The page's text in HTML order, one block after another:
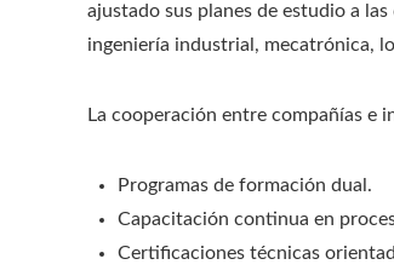
ajustado sus planes de estudio a
ingeniería industrial, mecatrónica,
La cooperación entre compañías e
Programas de formación dual.
Capacitación continua en
Certificaciones técnicas